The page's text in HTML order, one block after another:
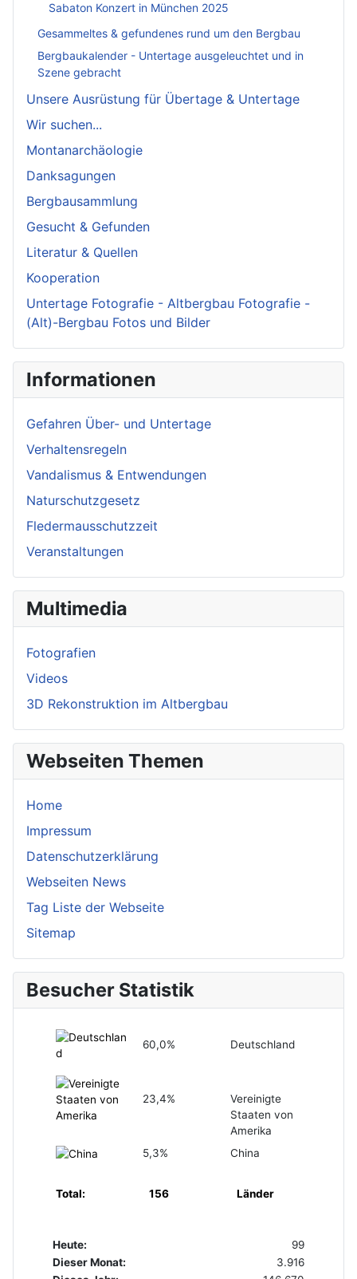
Sabaton Konzert in München 2025
Gesammeltes & gefundenes rund um den Bergbau
Bergbaukalender - Untertage ausgeleuchtet und in
Szene gebracht
Unsere Ausrüstung für Übertage & Untertage
Wir suchen...
Montanarchäologie
Danksagungen
Bergbausammlung
Gesucht & Gefunden
Literatur & Quellen
Kooperation
Untertage Fotografie - Altbergbau Fotografie -
(Alt)-Bergbau Fotos und Bilder
Informationen
Gefahren Über- und Untertage
Verhaltensregeln
Vandalismus & Entwendungen
Naturschutzgesetz
Fledermausschutzzeit
Veranstaltungen
Multimedia
Fotografien
Videos
3D Rekonstruktion im Altbergbau
Webseiten Themen
Home
Impressum
Datenschutzerklärung
Webseiten News
Tag Liste der Webseite
Sitemap
Besucher Statistik
60,0% Deutschland
23,4%
Vereinigte
Staaten von
Amerika
5,3%
China
Total: 156 Länder
Heute:
99
Dieser Monat:
3.916